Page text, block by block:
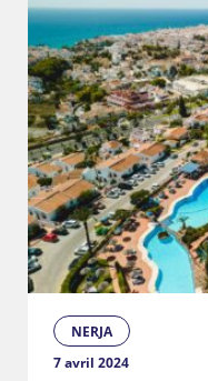
NERJA
7 avril 2024